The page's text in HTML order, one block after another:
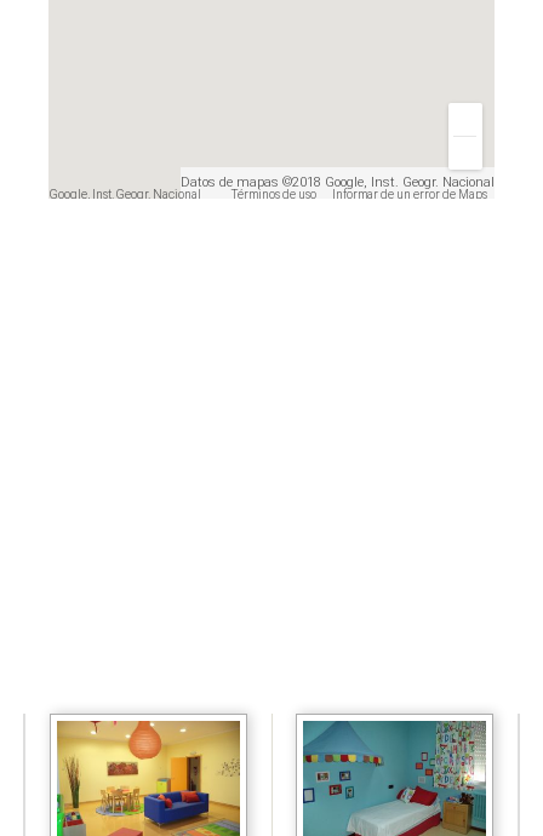
©2018 Google, Inst. Geogr. Nacional
Datos de mapas ©2018 Google, Inst. Geogr. Nacional
Términos de uso Informar de un error de Maps